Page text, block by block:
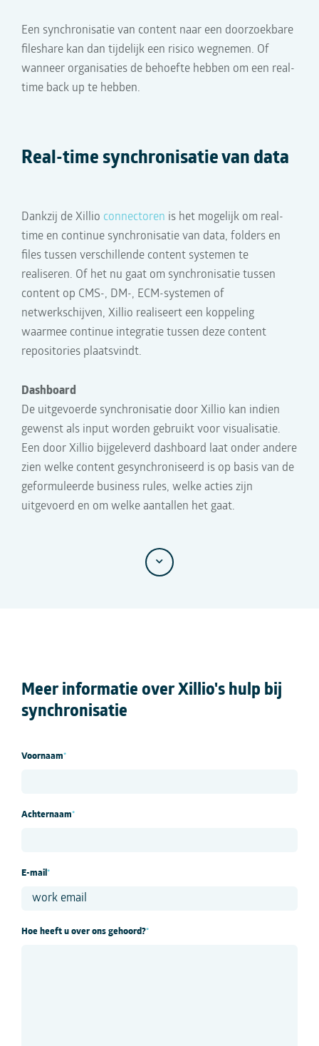
Een synchronisatie van content naar een doorzoekbare
fileshare kan dan tijdelijk een risico wegnemen. Of
wanneer organisaties de behoefte hebben om een real-
time back up te hebben.
Real-time synchronisatie van data
Dankzij de Xillio connectoren is het mogelijk om real-
time en continue synchronisatie van data, folders en
files tussen verschillende content systemen te
realiseren. Of het nu gaat om synchronisatie tussen
content op CMS-, DM-, ECM-systemen of
netwerkschijven, Xillio realiseert een koppeling
waarmee continue integratie tussen deze content
repositories plaatsvindt.
Dashboard
De uitgevoerde synchronisatie door Xillio kan indien
gewenst als input worden gebruikt voor visualisatie.
Een door Xillio bijgeleverd dashboard laat onder andere
zien welke content gesynchroniseerd is op basis van de
geformuleerde business rules, welke acties zijn
uitgevoerd en om welke aantallen het gaat.
Meer informatie over Xillio's hulp bij
synchronisatie
Voornaam*
Achternaam*
E-mail *
Hoe heeft u over ons gehoord?*